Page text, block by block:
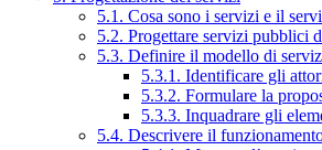
5.1. Cosa sono i servizi e il
5.2. Progettare servizi pubblici
5.3. Definire il modello di
5.3.1. Identificare gli
5.3.2. Formulare la
5.3.3. Inquadrare gli
5.4. Descrivere il